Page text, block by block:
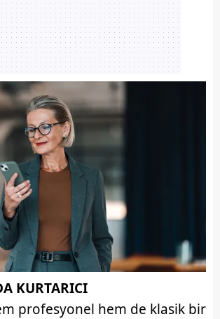
KURTARICI
profesyonel hem de klasik bir